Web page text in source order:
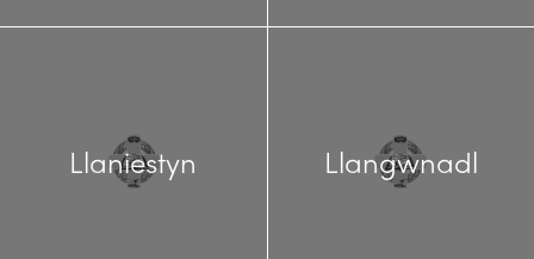
Llaniestyn Llangwnadl